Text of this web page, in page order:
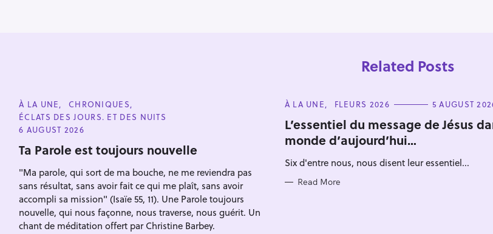
Related Posts
C
A
T
E
O
R
E
S
À LA UNE
CHRONIQUES
ÉCLATS DES JOURS. ET DES NUITS
6 AUGUST 2026
Ta Parole est toujours nouvelle
"Ma parole, qui sort de ma bouche, ne me reviendra pas
sans résultat, sans avoir fait ce qui me plaît, sans avoir
accompli sa mission" (Isaïe 55, 11). Une Parole toujours
nouvelle, qui nous façonne, nous traverse, nous guérit. Un
chant de méditation offert par Christine Barbey.
C
T
E
G
O
I
S
À LA UNE FLEURS 2026 5 AUGUST
L’essentiel du message de Jésus
monde d’aujourd’hui…
Six d'entre nous, nous disent leur essentiel...
Read More
e
c
h
f
o
r
Press Esc to